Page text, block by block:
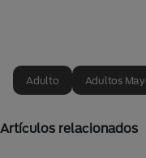
Adulto Adultos
Artículos relacionados